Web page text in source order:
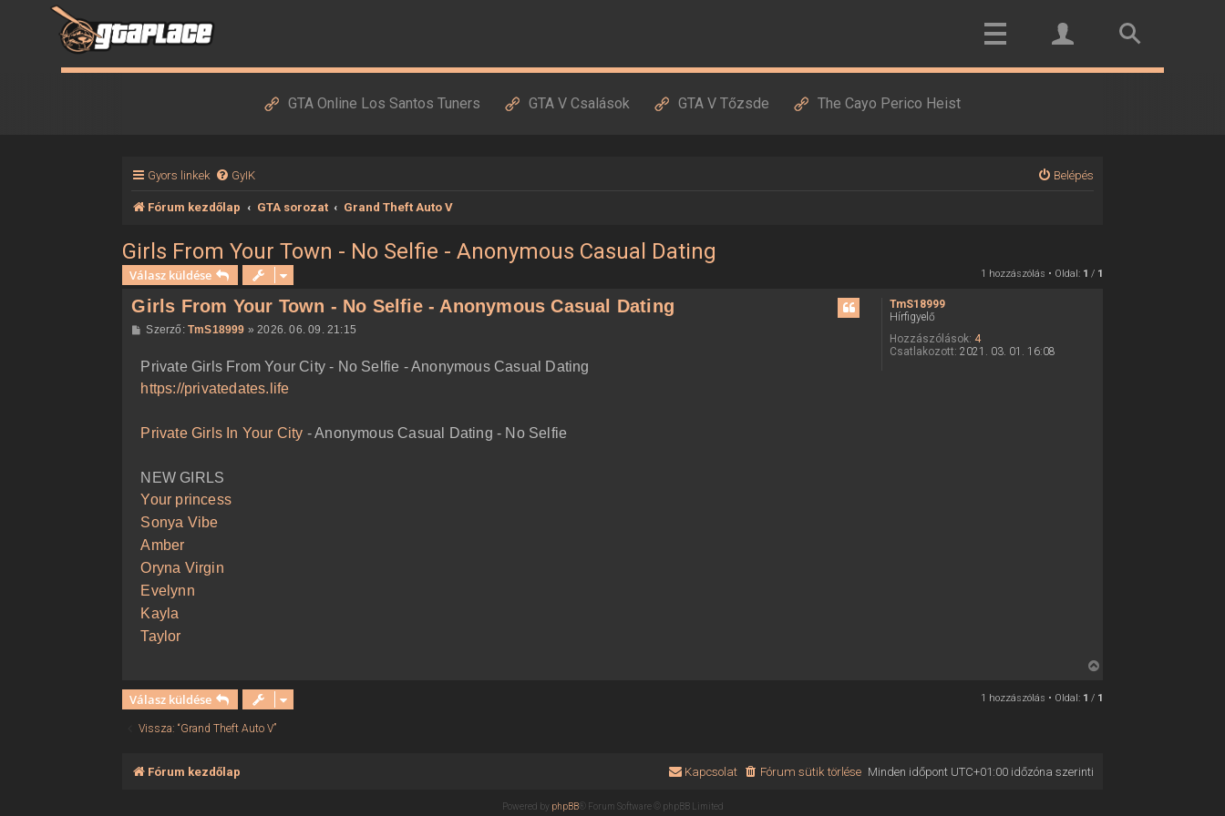
GTA Online Los Santos Tuners GTA V Csalások GTA V Tőzsde The Cayo Perico Heist
Gyors linkek GyIK Belépés
Fórum kezdőlap GTA sorozat Grand Theft Auto V
Girls From Your Town - No Selfie - Anonymous Casual Dating
Válasz küldése 1 hozzászólás • Oldal: 1 / 1
TmS18999
Hírfigyelő
Hozzászólások: 4
Csatlakozott: 2021. 03. 01. 16:08
Girls From Your Town - No Selfie - Anonymous Casual Dating
H
z
á
s
l
Szerző:TmS18999 »2026. 06. 09. 21:15
Private Girls From Your City - No Selfie - Anonymous Casual Dating
https://privatedates.life
Private Girls In Your City - Anonymous Casual Dating - No Selfie
NEW GIRLS
Your princess
Sonya Vibe
Amber
Oryna Virgin
Evelynn
Kayla
Taylor
s
Válasz küldése 1 hozzászólás • Oldal: 1 / 1
Vissza: “Grand Theft Auto V”
Fórum kezdőlap Minden időpont UTC+01:00időzóna szerinti
Fórum sütik törlése
Kapcsolat
Powered by phpBB® Forum Software © phpBB Limited